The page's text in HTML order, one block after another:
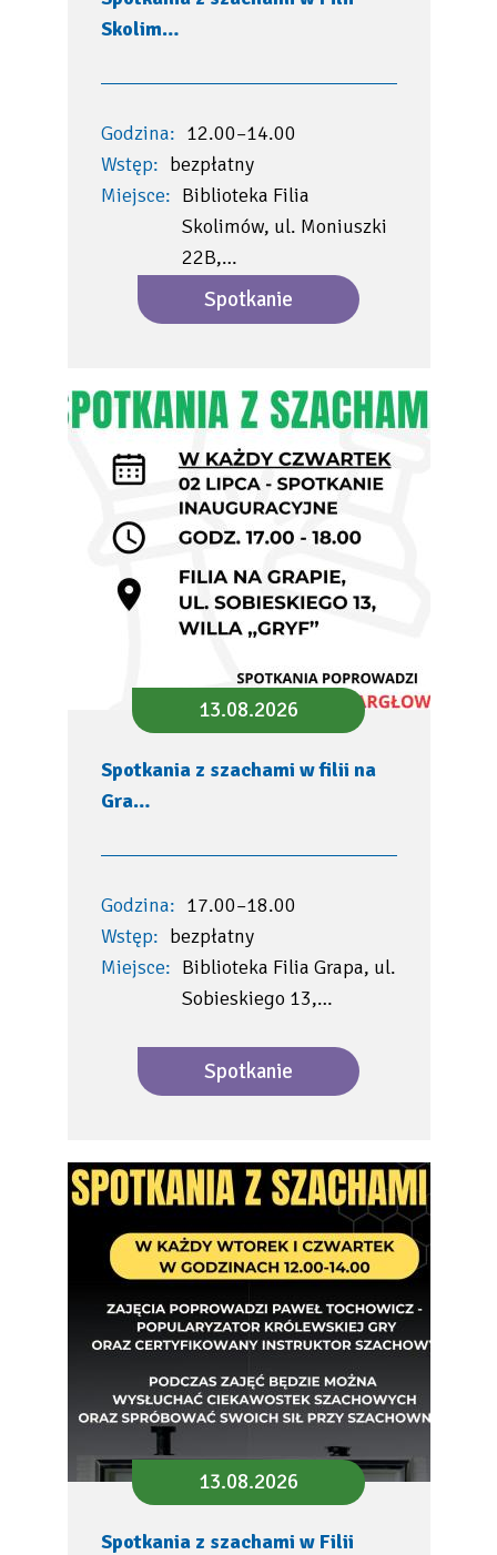
Skolim…
Godzina: 12.00–14.00
Wstęp: bezpłatny
Miejsce: Biblioteka Filia
Skolimów, ul. Moniuszki
22B,…
Spotkanie
13.08.2026
Spotkania z szachami w filii na
Gra…
Godzina: 17.00–18.00
Wstęp: bezpłatny
Miejsce: Biblioteka Filia Grapa, ul.
Sobieskiego 13,…
Spotkanie
13.08.2026
Spotkania z szachami w Filii